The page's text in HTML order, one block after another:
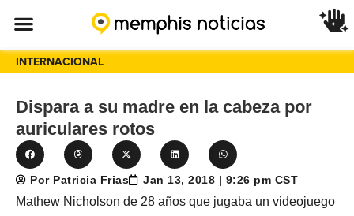
INTERNACIONAL
Dispara a su madre en la cabeza por
auriculares rotos
Por Patricia Frias Jan 13, 2018 | 9:26 pm CST
Mathew Nicholson de 28 años que jugaba un videojuego